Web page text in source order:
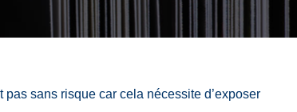
sans risque car cela nécessite d’exposer